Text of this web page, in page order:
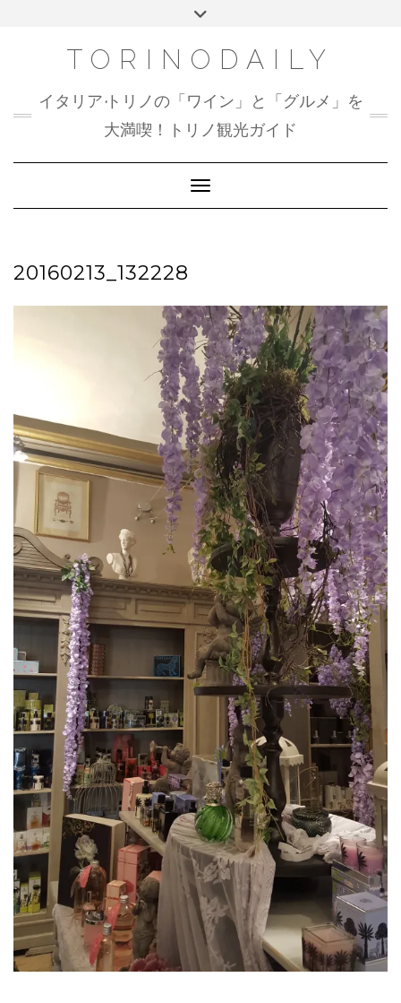
Toggle
TORINODAILY
イタリア•トリノの「ワイン」と「グルメ」を
大満喫！トリノ観光ガイド
Toggle Navigation
20160213_132228